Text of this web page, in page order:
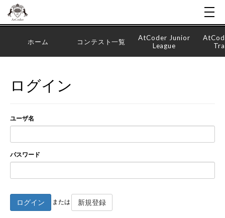
ホーム コンテスト一覧
AtCoder Junior
League
ログイン
ユーザ名
パスワード
ログイン または 新規登録